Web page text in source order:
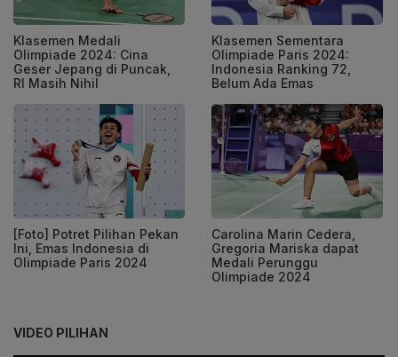
Klasemen Medali
Olimpiade 2024: Cina
Geser Jepang di Puncak,
RI Masih Nihil
Klasemen Sementara
Olimpiade Paris 2024:
Indonesia Ranking 72,
Belum Ada Emas
[Foto] Potret Pilihan Pekan
Ini, Emas Indonesia di
Olimpiade Paris 2024
Carolina Marin Cedera,
Gregoria Mariska dapat
Medali Perunggu
Olimpiade 2024
VIDEO PILIHAN